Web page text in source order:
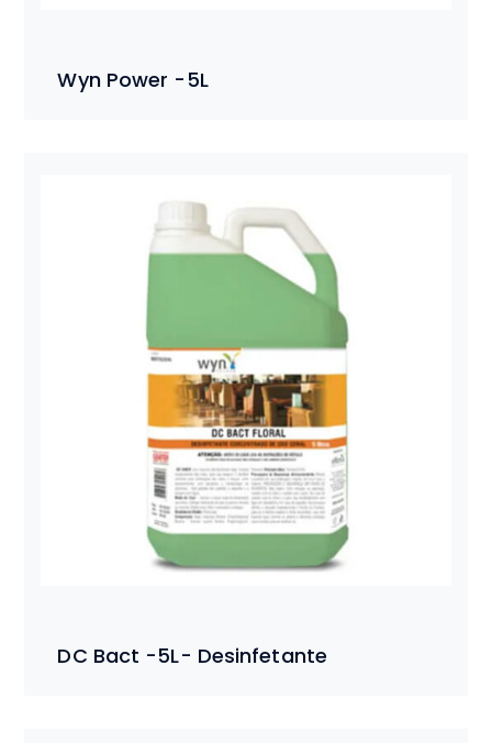
Wyn Power -5L
DC Bact -5L- Desinfetante